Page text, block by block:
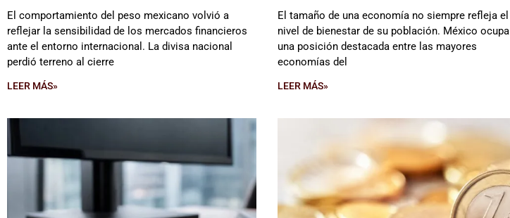
El comportamiento del peso mexicano volvió a
reflejar la sensibilidad de los mercados financieros
ante el entorno internacional. La divisa nacional
perdió terreno al cierre
LEER MÁS»
El tamaño de una economía no siempre refleja el
nivel de bienestar de su población. México ocupa
una posición destacada entre las mayores
economías del
LEER MÁS»